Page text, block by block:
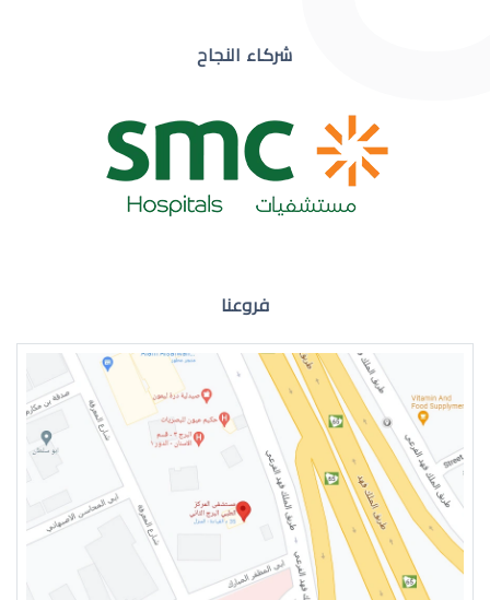
ضعف نظر مفاجئ
ضعف نظر في العين اليسرى
شركاء النجاح
فروعنا